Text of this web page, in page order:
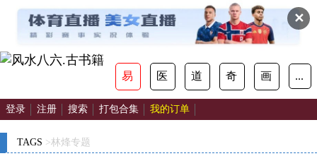
✕
易 医 道 奇 画 ...
登录 注册 搜索 打包合集 我的订单
TAGS >林烽专题